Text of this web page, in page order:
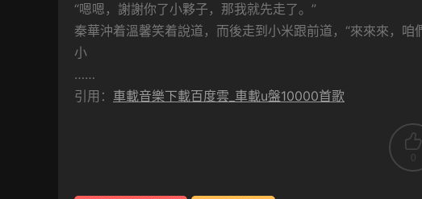
“嗯嗯，謝謝你了小夥子，那我就先走了。”
秦華沖着溫馨笑着說道，而後走到小米跟前道，“來來來，咱
小
……
引用： 車載音樂下載百度雲_車載u盤10000首歌
0